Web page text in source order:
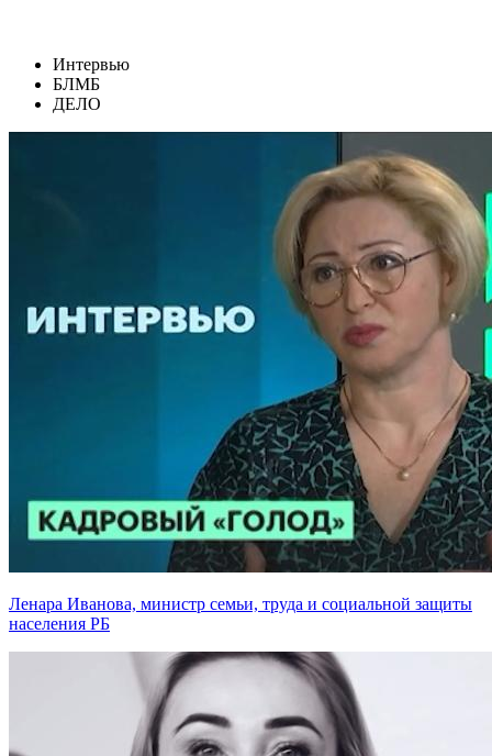
Интервью
БЛМБ
ДЕЛО
Ленара Иванова, министр семьи, труда и социальной защиты
населения РБ